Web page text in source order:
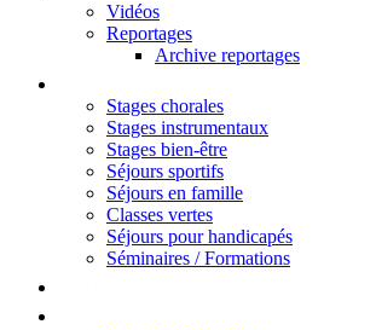
Vidéos
Reportages
Archive reportages
Stages chorales
Stages instrumentaux
Stages bien-être
Séjours sportifs
Séjours en famille
Classes vertes
Séjours pour handicapés
Séminaires / Formations